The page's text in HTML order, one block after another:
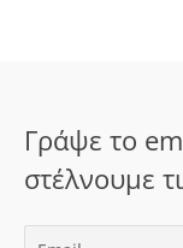
σΓράψε το
στέλνουμε